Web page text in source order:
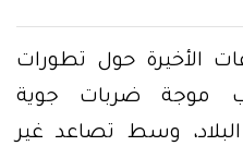
الأخيرة حول تطورات
موجة ضربات جوية
وسط تصاعد غير